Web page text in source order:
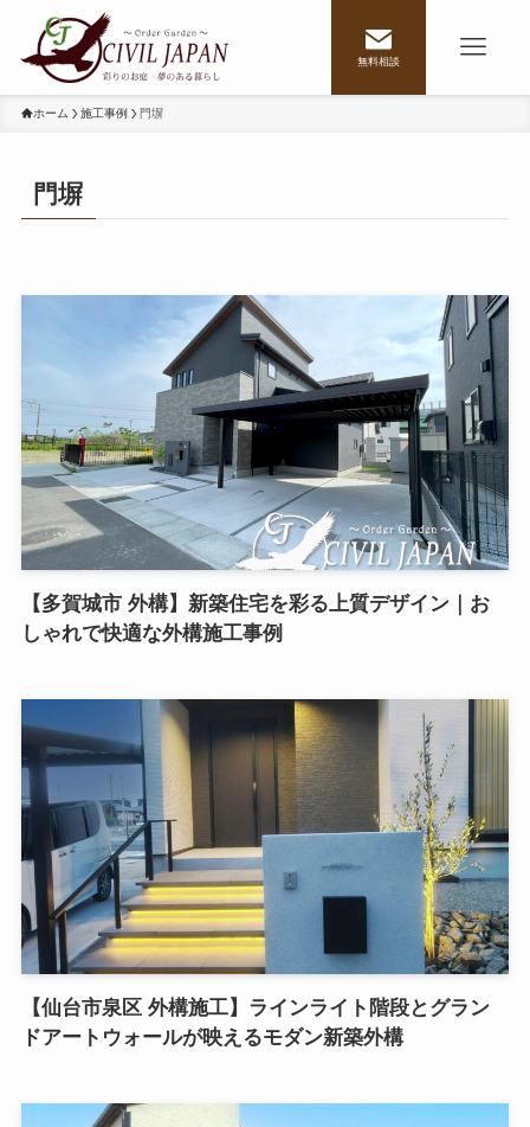
無料相談
ホーム 施工事例 門塀
門塀
【多賀城市 外構】新築住宅を彩る上質デザイン｜お
しゃれで快適な外構施工事例
【仙台市泉区 外構施工】ラインライト階段とグラン
ドアートウォールが映えるモダン新築外構